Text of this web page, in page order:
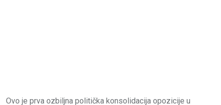
Ovo je prva ozbiljna politička konsolidacija opozicije u